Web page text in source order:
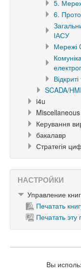
5.
6.
ІАСУ
Мережі
SCADA/HMI
i4u
Miscellaneous
Керування
бакалавр
Стратегія
НАСТРОЙКИ
Управление
Печатать
Печатать эту
Вы